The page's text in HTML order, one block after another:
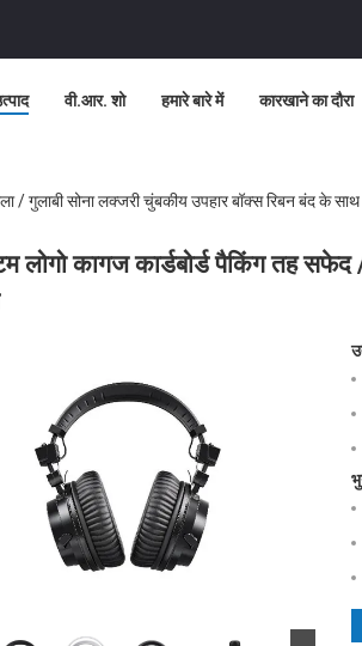
वी.आर. शो हमारे बारे में कारखाने का दौरा
/ गुलाबी सोना लक्जरी चुंबकीय उपहार बॉक्स रिबन बंद के साथ
लोगो कागज कार्डबोर्ड पैकिंग तह